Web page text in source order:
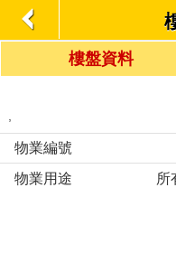
樓盤資料
物業編號
物業用途
所